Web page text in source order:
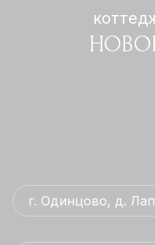
г. Одинцово, д.